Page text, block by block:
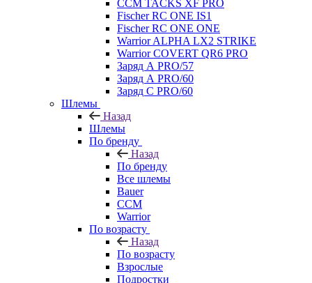
CCM TACKS XF PRO
Fischer RC ONE IS1
Fischer RC ONE ONE
Warrior ALPHA LX2 STRIKE
Warrior COVERT QR6 PRO
Заряд А PRO/57
Заряд А PRO/60
Заряд С PRO/60
Шлемы
Назад
Шлемы
По бренду
Назад
По бренду
Все шлемы
Bauer
CCM
Warrior
По возрасту
Назад
По возрасту
Взрослые
Подростки